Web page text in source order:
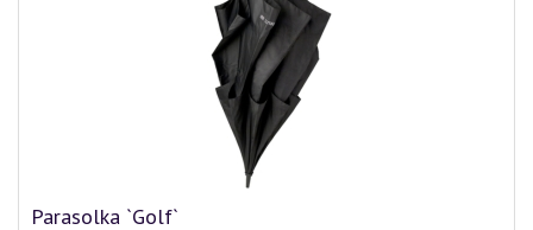
Parasolka `Golf`